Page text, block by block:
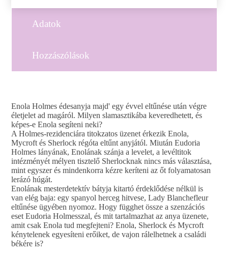
Adatok
Hozzászólások
Enola Holmes édesanyja majd' egy évvel eltűnése után végre
életjelet ad magáról. Milyen slamasztikába keveredhetett, és
képes-e Enola segíteni neki?
A Holmes-rezidenciára titokzatos üzenet érkezik Enola,
Mycroft és Sherlock régóta eltűnt anyjától. Miután Eudoria
Holmes lányának, Enolának szánja a levelet, a levéltitok
intézményét mélyen tisztelő Sherlocknak nincs más választása,
mint egyszer és mindenkorra kézre keríteni az őt folyamatosan
lerázó húgát.
Enolának mesterdetektív bátyja kitartó érdeklődése nélkül is
van elég baja: egy spanyol herceg hitvese, Lady Blanchefleur
eltűnése ügyében nyomoz. Hogy függhet össze a szenzációs
eset Eudoria Holmesszal, és mit tartalmazhat az anya üzenete,
amit csak Enola tud megfejteni? Enola, Sherlock és Mycroft
kénytelenek egyesíteni erőiket, de vajon rálelhetnek a családi
békére is?